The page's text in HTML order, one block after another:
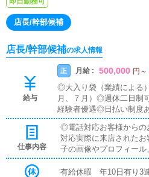
店長/幹部候補
店長/幹部候補の求人情報
給与
正 月給 : 500,000 円 ～
◎大入り袋（業績による
月、７月）◎週休二日制
経験者優遇◎日払い制度
備・即入居可◎昇給昇格
ク通勤OK◎独立支援金
仕事内容
◎電話対応お客様から
対応実際に来店された
子の画像やプロフィー
女性キャストのマネジ
ール確認◎その他清掃や
有給休暇 年10日有り3